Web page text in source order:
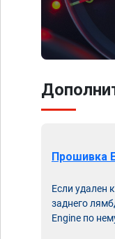
Прошивка
Если удален
заднего
Engine по